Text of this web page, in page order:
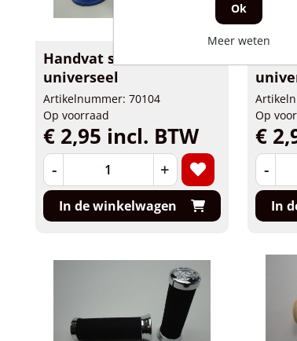
Handvat set blauw
universeel
Artikelnummer: 70104
Op voorraad
€ 2,95 incl. BTW
- +
In de winkelwagen
Op
€
-
In
Ok
Meer weten